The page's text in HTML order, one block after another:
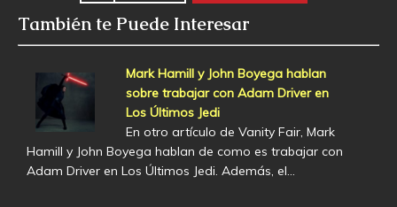
También te Puede Interesar
Mark Hamill y John Boyega hablan
sobre trabajar con Adam Driver en
Los Últimos Jedi
En otro artículo de Vanity Fair, Mark
Hamill y John Boyega hablan de como es trabajar con
Adam Driver en Los Últimos Jedi. Además, el…